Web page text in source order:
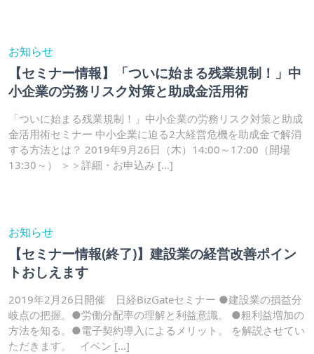
お知らせ
【セミナー情報】「ついに始まる残業規制！」中
小企業の労務リスク対策と助成金活用術
「ついに始まる残業規制！」中小企業の労務リスク対策と助成
金活用術セミナー 中小企業に迫る2大経営危機を助成金で解消
する方法とは？ 2019年9月26日（木）14:00～17:00（開場
13:30～） ＞＞詳細・お申込み […]
お知らせ
【セミナー情報(終了)】建設業の経営改善ポイン
トおしえます
2019年2月26日開催 日経BizGateセミナー ●建設業の損益分
岐点の把握。●労働分配率の理解と利益意識。 ●粗利益増加の
方法を知る。●電子契約導入によるメリット。 を解説させてい
ただきます。 イベン […]